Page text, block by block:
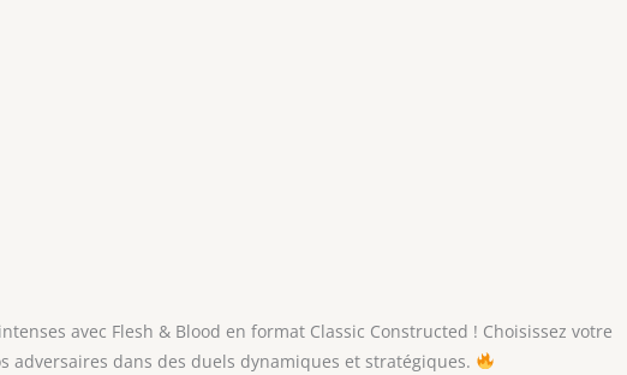
avec Flesh & Blood en format Classic Constructed ! Choisissez votre
adversaires dans des duels dynamiques et stratégiques.